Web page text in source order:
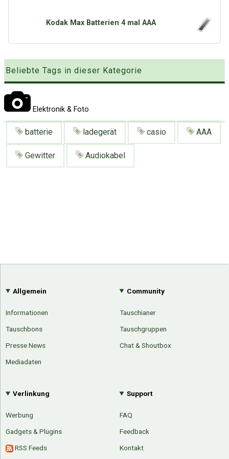
Presse News
Erweitere Suche
Suchanfragen
Tagwolke
Kodak Max Batterien 4 mal AAA
Beliebte Tags in dieser Kategorie
Elektronik & Foto
batterie ladegerät casio AAA
Gewitter Audiokabel
Allgemein
Informationen
Tauschbons
Presse News
Mediadaten
Community
Tauschianer
Tauschgruppen
Chat & Shoutbox
Verlinkung
Werbung
Gadgets & Plugins
RSS Feeds
Support
FAQ
Feedback
Kontakt